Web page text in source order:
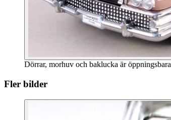
Dörrar, morhuv och baklucka är öppningsbara
Fler bilder